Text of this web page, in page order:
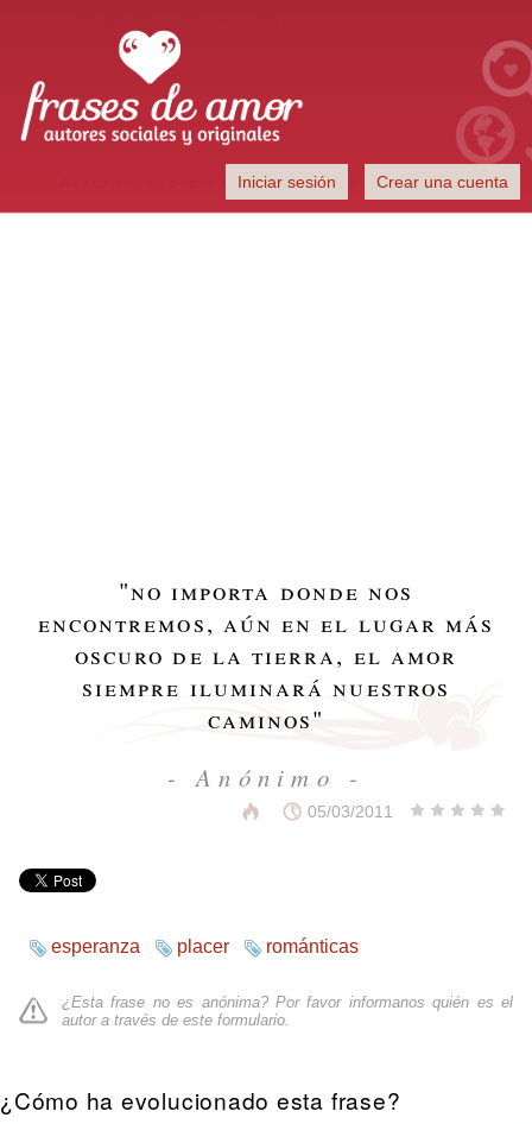
Autores sociales y originales
Iniciar sesión Crear una cuenta
"no importa donde nos
encontremos, aún en el lugar más
oscuro de la tierra, el amor
siempre iluminará nuestros
caminos"
- Anónimo -
05/03/2011
esperanza placer románticas
¿Esta frase no es anónima? Por favor informanos quién es el
autor a través de este formulario
¿Cómo ha evolucionado esta frase?